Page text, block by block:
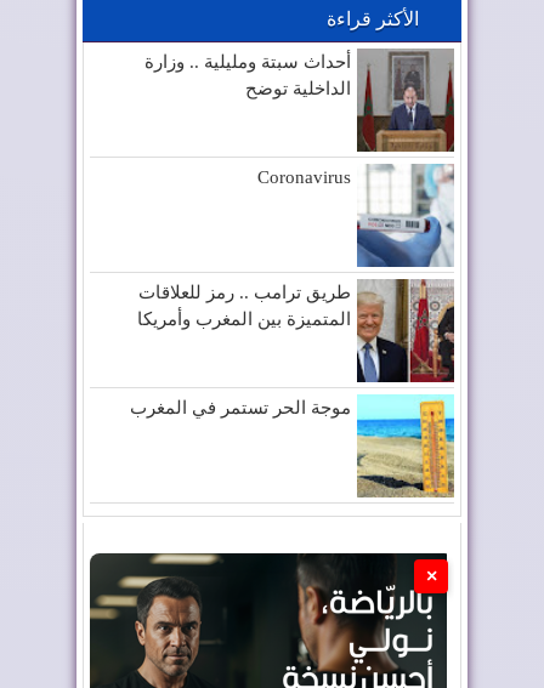
الأكثر قراءة
أحداث سبتة ومليلية .. وزارة
الداخلية توضح
Coronavirus
طريق ترامب .. رمز للعلاقات
المتميزة بين المغرب وأمريكا
موجة الحر تستمر في المغرب
×